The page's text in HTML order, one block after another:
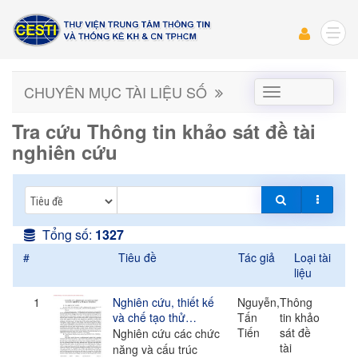
MỤC
TÀI
LIỆU
CHUYÊN MỤC TÀI LIỆU SỐ
Tra cứu Thông tin khảo sát đề tài
nghiên cứu
Tổng số: 1327
# Tiêu đề Tác giả
Loại tài
liệu
1
Nghiên cứu, thiết kế
và chế tạo thử
nghiệm giường y tế
dạng module/
Nghiên cứu các chức
năng và cấu trúc
Nguyễn,
Tấn
Tiến
Thông
tin khảo
sát đề
tài